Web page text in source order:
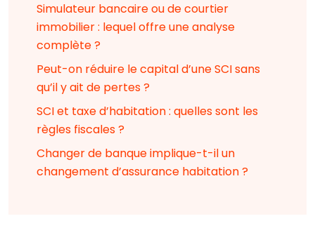
Simulateur bancaire ou de courtier
immobilier : lequel offre une analyse
complète ?
Peut-on réduire le capital d’une SCI sans
qu’il y ait de pertes ?
SCI et taxe d’habitation : quelles sont les
règles fiscales ?
Changer de banque implique-t-il un
changement d’assurance habitation ?